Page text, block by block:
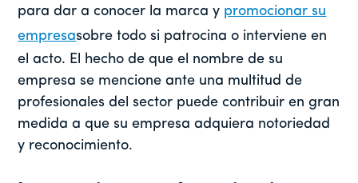
para dar a conocer la marca y promocionar su
empresasobre todo si patrocina o interviene en
el acto. El hecho de que el nombre de su
empresa se mencione ante una multitud de
profesionales del sector puede contribuir en gran
medida a que su empresa adquiera notoriedad
y reconocimiento.